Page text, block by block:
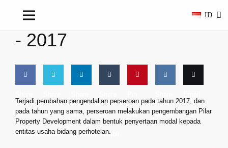
ID
- 2017
on
Facebook
on
Twitter
on
LinkedIn
on
Tumblr
this on VK this
Terjadi perubahan pengendalian perseroan pada tahun 2017, dan
pada tahun yang sama, perseroan melakukan pengembangan Pilar
Property Development dalam bentuk penyertaan modal kepada
entitas usaha bidang perhotelan.